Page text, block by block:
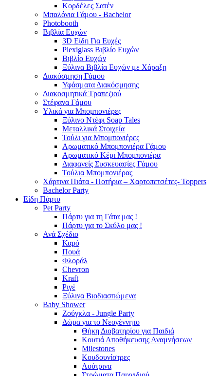
Κορδέλες Σατέν
Μπαλόνια Γάμου - Bachelor
Photobooth
Βιβλία Ευχών
3D Είδη Για Ευχές
Plexiglass Βιβλίο Ευχών
Βιβλίο Ευχών
Ξύλινα Βιβλία Ευχών με Χάραξη
Διακόσμηση Γάμου
Υφάσματα Διακόσμησης
Διακοσμητικά Τραπεζιού
Στέφανα Γάμου
Υλικά για Μπομπονιέρες
Ξύλινο Ντέφι Soap Tales
Μεταλλικά Στοιχεία
Τούλι για Μπομπονιέρες
Αρωματικό Μπομπονιέρα Γάμου
Αρωματικό Κέρι Μπομπονιέρα
Διαφανείς Συσκευασίες Γάμου
Τούλια Μπομπονιέρας
Χάρτινα Πιάτα - Ποτήρια – Χαρτοπετσέτες- Toppers
Bachelor Party
Είδη Πάρτυ
Pet Party
Πάρτυ για τη Γάτα μας !
Πάρτυ για το Σκύλο μας !
Ανά Σχέδιο
Καρό
Πουά
Φλοράλ
Chevron
Kraft
Ριγέ
Ξύλινα Βιοδιασπώμενα
Baby Shower
Ζούγκλα - Jungle Party
Δώρα για το Νεογέννητο
Θήκη Διαβατηρίου για Παιδιά
Κουτιά Αποθήκευσης Αναμνήσεων
Milestones
Κουδουνίστρες
Λούτρινα